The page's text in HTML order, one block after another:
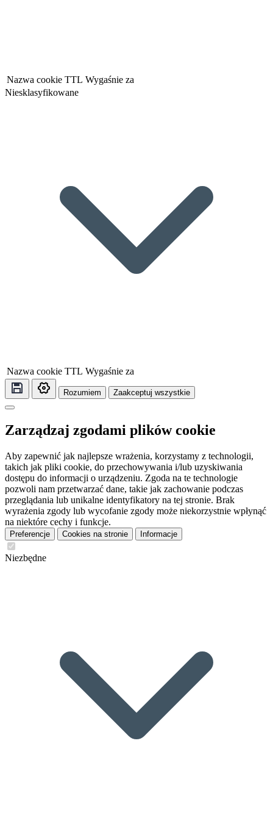
Nazwa cookie TTL Wygaśnie za
Niesklasyfikowane
Nazwa cookie TTL Wygaśnie za
Rozumiem Zaakceptuj wszystkie
Zarządzaj zgodami plików cookie
Aby zapewnić jak najlepsze wrażenia, korzystamy z technologii,
takich jak pliki cookie, do przechowywania i/lub uzyskiwania
dostępu do informacji o urządzeniu. Zgoda na te technologie
pozwoli nam przetwarzać dane, takie jak zachowanie podczas
przeglądania lub unikalne identyfikatory na tej stronie. Brak
wyrażenia zgody lub wycofanie zgody może niekorzystnie wpłynąć
na niektóre cechy i funkcje.
Preferencje Cookies na stronie Informacje
Niezbędne